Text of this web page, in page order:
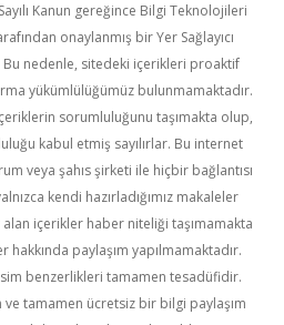
Kanun gereğince Bilgi Teknolojileri
onaylanmış bir Yer Sağlayıcı
nedenle, sitedeki içerikleri proaktif
yükümlülüğümüz bulunmamaktadır.
sorumluluğunu taşımakta olup,
kabul etmiş sayılırlar. Bu internet
veya şahıs şirketi ile hiçbir bağlantısı
kendi hazırladığımız makaleler
içerikler haber niteliği taşımamakta
paylaşım yapılmamaktadır.
benzerlikleri tamamen tesadüfidir.
ve tamamen ücretsiz bir bilgi paylaşım